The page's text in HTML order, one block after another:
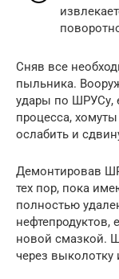
Сняв все
пыльника.
удары по ШРУСу,
процесса,
ослабить и
Демонтировав
тех пор, пока
полностью
нефтепродуктов,
новой смазкой.
через выколотку